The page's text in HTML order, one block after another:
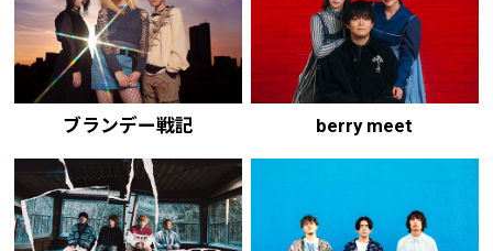
ブランデー戦記 berry meet